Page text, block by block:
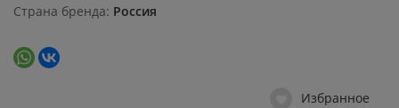
Страна бренда Россия
Избранное